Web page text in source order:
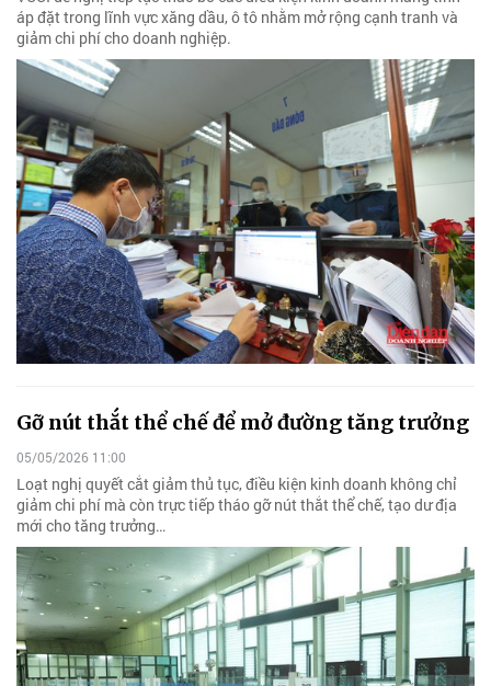
áp đặt trong lĩnh vực xăng dầu, ô tô nhằm mở rộng cạnh tranh và
giảm chi phí cho doanh nghiệp.
Gỡ nút thắt thể chế để mở đường tăng trưởng
05/05/2026 11:00
Loạt nghị quyết cắt giảm thủ tục, điều kiện kinh doanh không chỉ
giảm chi phí mà còn trực tiếp tháo gỡ nút thắt thể chế, tạo dư địa
mới cho tăng trưởng…